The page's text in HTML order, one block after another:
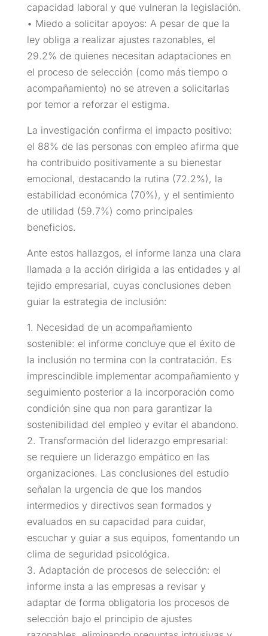
capacidad laboral y que vulneran la legislación.
• Miedo a solicitar apoyos: A pesar de que la
ley obliga a realizar ajustes razonables, el
29.2% de quienes necesitan adaptaciones en
el proceso de selección (como más tiempo o
acompañamiento) no se atreven a solicitarlas
por temor a reforzar el estigma.
La investigación confirma el impacto positivo:
el 88% de las personas con empleo afirma que
ha contribuido positivamente a su bienestar
emocional, destacando la rutina (72.2%), la
estabilidad económica (70%), y el sentimiento
de utilidad (59.7%) como principales
beneficios.
Ante estos hallazgos, el informe lanza una clara
llamada a la acción dirigida a las entidades y al
tejido empresarial, cuyas conclusiones deben
guiar la estrategia de inclusión:
1. Necesidad de un acompañamiento
sostenible: el informe concluye que el éxito de
la inclusión no termina con la contratación. Es
imprescindible implementar acompañamiento y
seguimiento posterior a la incorporación como
condición sine qua non para garantizar la
sostenibilidad del empleo y evitar el abandono.
2. Transformación del liderazgo empresarial:
se requiere un liderazgo empático en las
organizaciones. Las conclusiones del estudio
señalan la urgencia de que los mandos
intermedios y directivos sean formados y
evaluados en su capacidad para cuidar,
escuchar y guiar a sus equipos, fomentando un
clima de seguridad psicológica.
3. Adaptación de procesos de selección: el
informe insta a las empresas a revisar y
adaptar de forma obligatoria los procesos de
selección bajo el principio de ajustes